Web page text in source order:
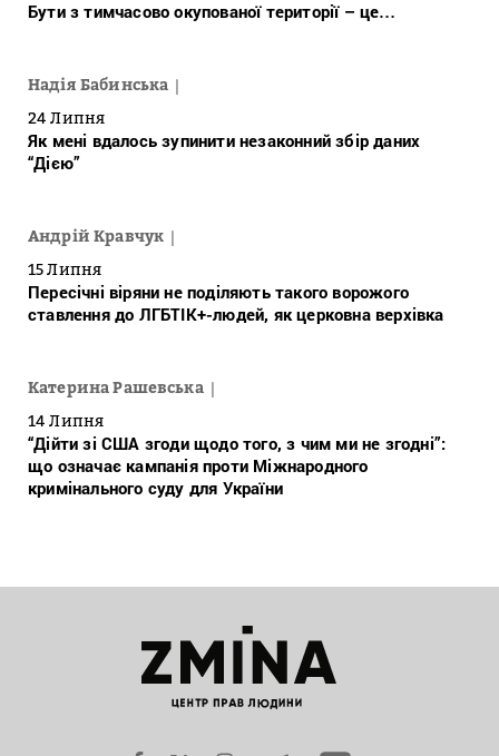
Бути з тимчасово окупованої території – це…
Надія Бабинська
24 Липня
Як мені вдалось зупинити незаконний збір даних
“Дією”
Андрій Кравчук
15 Липня
Пересічні віряни не поділяють такого ворожого
ставлення до ЛГБТІК+-людей, як церковна верхівка
Катерина Рашевська
14 Липня
“Дійти зі США згоди щодо того, з чим ми не згодні”:
що означає кампанія проти Міжнародного
кримінального суду для України